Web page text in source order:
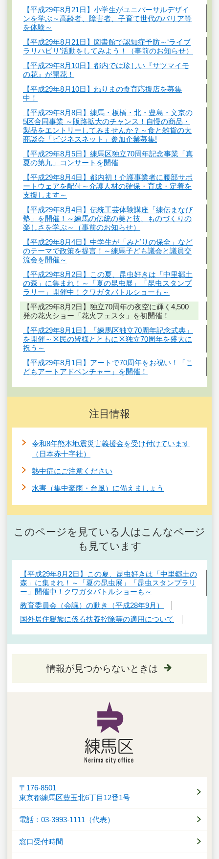
【平成29年8月21日】小学生がユニバーサルデザイ
ンを学ぶ～高齢者、障害者、子育て世代のバリア等
を体験～
【平成29年8月21日】図書館で認知症予防～‘ライブ
ラリハビリ’活動をしてみよう！（事前のお知らせ）
【平成29年8月10日】都内では珍しい『サツマイモ
の花』が開花！
【平成29年8月10日】ねりまの食育応援店を募集
中！
【平成29年8月8日】練馬・板橋・北・豊島・文京の
5区合同事業 ～販路拡大のチャンス！自慢の商品・
製品をエントリーしてみませんか？～食と雑貨の大
商談会「ビジネスネット」参加企業募集!
【平成29年8月5日】練馬区独立70周年記念事業「真
夏の第九」コンサートを開催
【平成29年8月4日】都内初！介護事業者に腰部サポ
ートウェアを配付～介護人材の確保・育成・定着を
支援します～
【平成29年8月4日】伝統工芸体験講座「練伝まなび
塾」を開催！～練馬の伝統の美と技、ものづくりの
楽しさを学ぶ～（事前のお知らせ）
【平成29年8月4日】中学生が「みどりの保全」など
のテーマで政策を提言！～練馬子ども議会と議員交
流会を開催～
【平成29年8月2日】この夏、昆虫好きは「中里郷土
の森」に集まれ！～「夏の昆虫展」「昆虫スタンプ
ラリー」開催中！クワガタバトルショーも～
【平成29年8月2日】独立70周年の夜空に輝く4,500
発の花火ショー「花火フェスタ」を初開催！
【平成29年8月1日】「練馬区独立70周年記念式典」
を開催～区民の皆様とともに区独立70周年を盛大に
祝う～
【平成29年8月1日】アートで70周年をお祝い！「こ
どもアートアドベンチャー」を開催！
注目情報
令和8年熊本地震災害義援金を受け付けています
（日本赤十字社）
熱中症にご注意ください
水害（集中豪雨・台風）に備えましょう
このページを見ている人はこんなページ
も見ています
【平成29年8月2日】この夏、昆虫好きは「中里郷土の
森」に集まれ！～「夏の昆虫展」「昆虫スタンプラリ
ー」開催中！クワガタバトルショーも～
教育委員会（会議）の動き（平成28年9月）
国外居住親族に係る扶養控除等の適用について
情報が見つからないときは
〒176-8501
東京都練馬区豊玉北6丁目12番1号
電話：03-3993-1111（代表）
窓口受付時間